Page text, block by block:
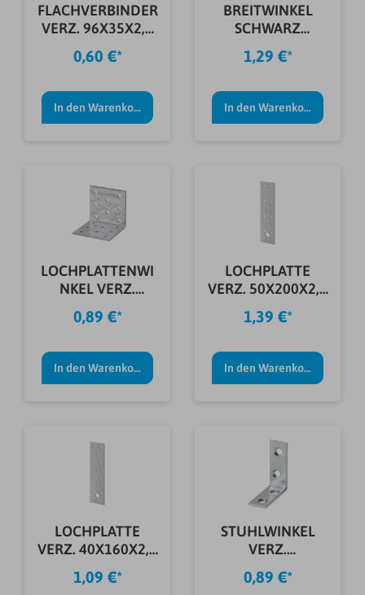
FLACHVERBINDER
VERZ. 96X35X2,5
MM
0,60 €*
In den Warenkorb
BREITWINKEL
SCHWARZ
30X30X2,0 MM
1,29 €*
In den Warenkorb
LOCHPLATTENWI
NKEL VERZ.
60X60X40X2,5
MM
0,89 €*
In den Warenkorb
LOCHPLATTE
VERZ. 50X200X2,0
MM
1,39 €*
In den Warenkorb
LOCHPLATTE
VERZ. 40X160X2,0
MM
1,09 €*
STUHLWINKEL
VERZ.
80X80X18X2,0
MM
0,89 €*